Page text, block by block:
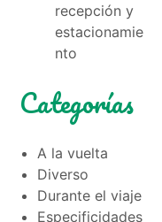
recepción y
estacionamie
nto
Categorías
A la vuelta
Diverso
Durante el viaje
Especificidades